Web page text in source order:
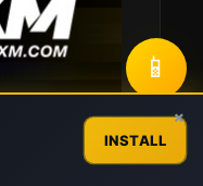
📱
INSTALL
×